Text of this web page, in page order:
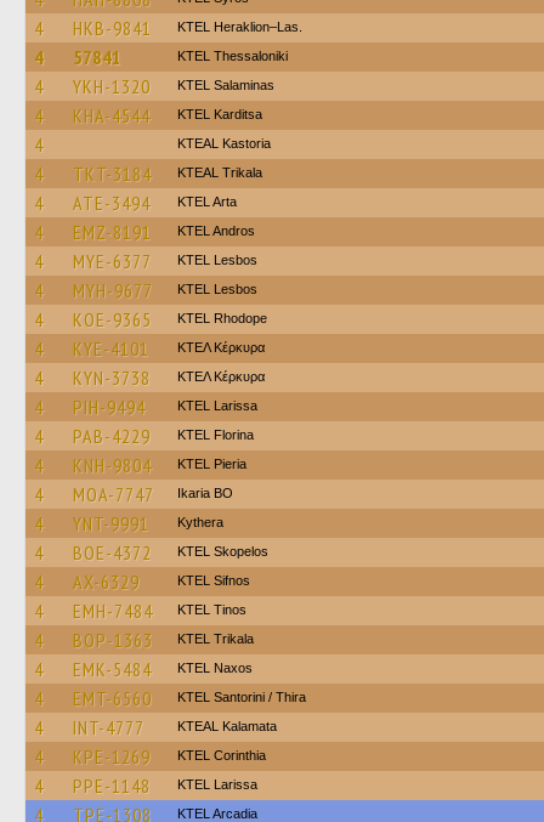
4 HKB-9841 KTEL Heraklion–Las.
4 57841 KTEL Thessaloniki
4 YKH-1320 KTEL Salaminas
4 KHA-4544 ΚΤΕL Karditsa
4 KTEAL Kastoria
4 TKT-3184 KTEAL Trikala
4 ATE-3494 KTEL Arta
4 EMZ-8191 KTEL Andros
4 MYE-6377 KTEL Lesbos
4 MYH-9677 KTEL Lesbos
4 KOE-9365 KTEL Rhodope
4 KYE-4101 ΚΤΕΛ Κέρκυρα
4 KYN-3738 ΚΤΕΛ Κέρκυρα
4 PIH-9494 KTEL Larissa
4 PAB-4229 KTEL Florina
4 KNH-9804 KTEL Pieria
4 MOA-7747 Ikaria BO
4 YNT-9991 Kythera
4 BOE-4372 KTEL Skopelos
4 AX-6329 KTEL Sifnos
4 EMH-7484 KTEL Tinos
4 BOP-1363 ΚΤΕL Τrikala
4 EMK-5484 KTEL Naxos
4 EMT-6560 KTEL Santorini / Thira
4 INT-4777 KTEAL Kalamata
4 KPE-1269 KTEL Corinthia
4 PPE-1148 KTEL Larissa
4 TPE-1308 KTEL Arcadia